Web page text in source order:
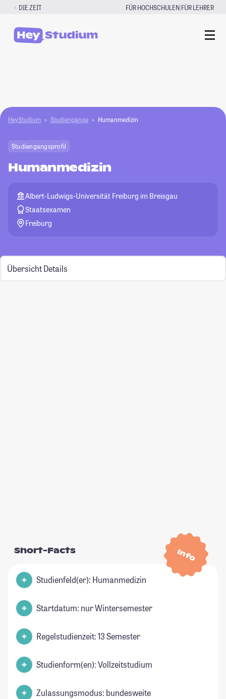
Zum
springen
DIE ZEIT FÜR HOCHSCHULEN|FÜR LEHRER
HeyStudium Studiengänge Humanmedizin
Studiengangsprofil
Humanmedizin
Albert-Ludwigs-Universität Freiburg im Breisgau
Staatsexamen
Freiburg
Übersicht Details
Info
Short-Facts
Studienfeld(er): Humanmedizin
Startdatum: nur Wintersemester
Regelstudienzeit: 13 Semester
Studienform(en): Vollzeitstudium
Zulassungsmodus: bundesweite